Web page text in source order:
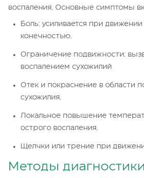
воспаления. Основные симптомы
Боль: усиливается при
конечностью.
Ограничение подвижности:
воспалением сухожилий
Отек и покраснение в области
сухожилия.
Локальное повышение
острого воспаления.
Щелчки или трение при
Методы диагностики